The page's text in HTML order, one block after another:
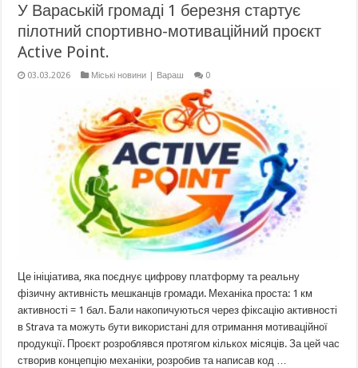
У Вараській громаді 1 березня стартує
пілотний спортивно-мотиваційний проєкт
Active Point.
03.03.2026 Міські новини | Вараш 0
Це ініціатива, яка поєднує цифрову платформу та реальну
фізичну активність мешканців громади. Механіка проста: 1 км
активності = 1 бал. Бали накопичуються через фіксацію активності
в Strava та можуть бути використані для отримання мотиваційної
продукції. Проєкт розроблявся протягом кількох місяців. За цей час
створив концепцію механіки, розробив та написав код …